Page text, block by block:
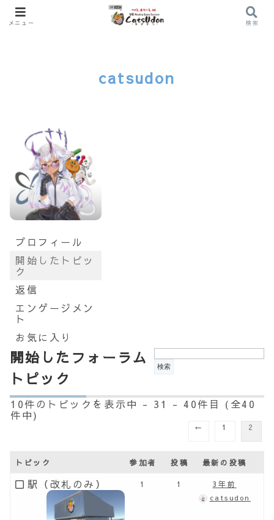
catsudon
プロフィール
開始したトピッ
ク
返信
エンゲージメン
ト
お気に入り
開始したフォーラム
トピック
10件のトピックを表示中 - 31 - 40件目 (全40
件中)
← 1 2
トピック 参加者 投稿 最新の投稿
駅（改札のみ） 1 1 3年前
catsudon
メニュー 検索